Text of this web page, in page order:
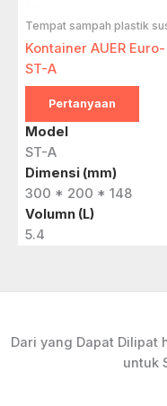
Tempat sampah plastik
Kontainer AUER Euro-
ST-A
Pertanyaan
Model
ST-A
Dimensi (mm)
300 * 200 * 148
Volumn (L)
5.4
Dari yang Dapat Dilipat
untuk